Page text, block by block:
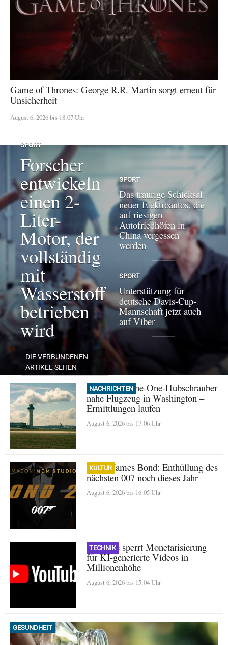
Game of Thrones: George R.R. Martin sorgt erneut für
Unsicherheit
August 6, 2026 bis 18:07 Uhr
SPORT
Forscher
entwickeln
einen 2-
Liter-
Motor, der
vollständig
mit
Wasserstoff
betrieben
wird
DIE VERBUNDENEN
ARTIKEL SEHEN
SPORT
Das traurige Schicksal
neuer Elektroautos, die
auf riesigen
Autofriedhöfen in
China vergessen
werden
SPORT
Unterstützung für
deutsche Davis-Cup-
Mannschaft jetzt auch
auf Viber
NACHRICHTEN
Trump: Marine-One-Hubschrauber
nahe Flugzeug in Washington –
Ermittlungen laufen
August 6, 2026 bis 17:06 Uhr
KULTUR
Neuer James Bond: Enthüllung des
nächsten 007 noch dieses Jahr
August 6, 2026 bis 16:05 Uhr
TECHNIK
YouTube sperrt Monetarisierung
für KI-generierte Videos in
Millionenhöhe
August 6, 2026 bis 15:04 Uhr
GESUNDHEIT